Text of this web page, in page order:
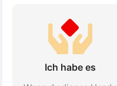
Ich habe es